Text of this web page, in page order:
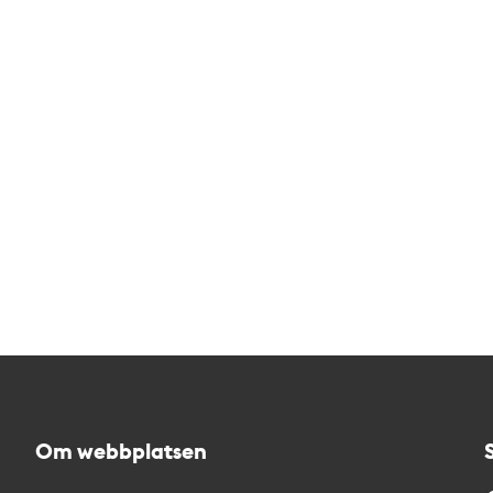
Om webbplatsen